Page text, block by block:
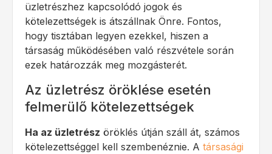
üzletrészhez kapcsolódó jogok és
kötelezettségek is átszállnak Önre. Fontos,
hogy tisztában legyen ezekkel, hiszen a
társaság működésében való részvétele során
ezek határozzák meg mozgásterét.
Az üzletrész öröklése esetén
felmerülő kötelezettségek
Ha az üzletrész öröklés útján száll át, számos
kötelezettséggel kell szembenéznie. A társasági